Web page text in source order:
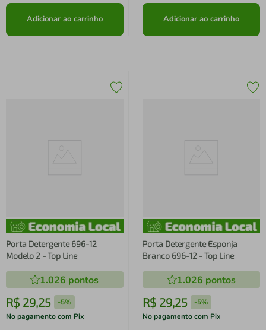
Adicionar ao carrinho Adicionar ao carrinho
Porta Detergente 696-12
Modelo 2 - Top Line
1.026 pontos
R$ 29,25 -5%
No pagamento com Pix
Porta Detergente Esponja
Branco 696-12 - Top Line
1.026 pontos
R$ 29,25 -5%
No pagamento com Pix